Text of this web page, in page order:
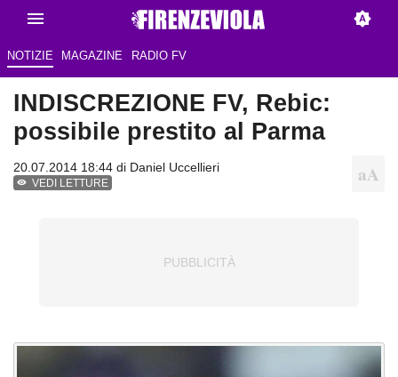
NOTIZIE MAGAZINE RADIO FV
INDISCREZIONE FV, Rebic:
possibile prestito al Parma
20.07.2014 18:44 di Daniel Uccellieri
VEDI LETTURE